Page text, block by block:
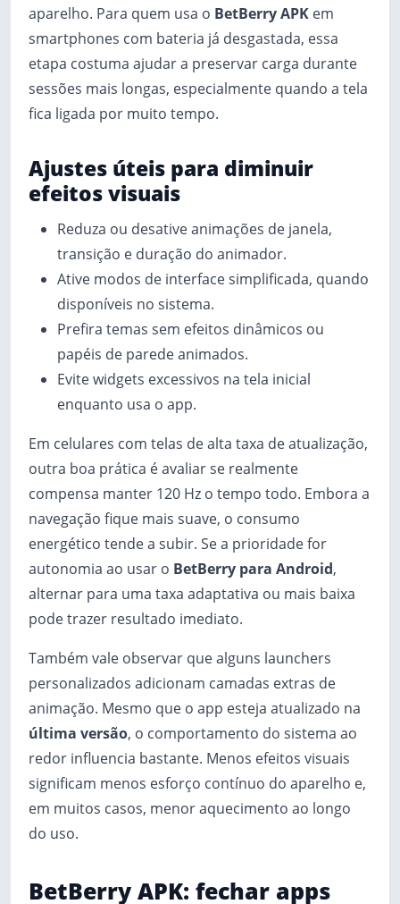
aparelho. Para quem usa o BetBerry APK em
smartphones com bateria já desgastada, essa
etapa costuma ajudar a preservar carga durante
sessões mais longas, especialmente quando a tela
fica ligada por muito tempo.
Ajustes úteis para diminuir
efeitos visuais
Reduza ou desative animações de janela,
transição e duração do animador.
Ative modos de interface simplificada, quando
disponíveis no sistema.
Prefira temas sem efeitos dinâmicos ou
papéis de parede animados.
Evite widgets excessivos na tela inicial
enquanto usa o app.
Em celulares com telas de alta taxa de atualização,
outra boa prática é avaliar se realmente
compensa manter 120 Hz o tempo todo. Embora a
navegação fique mais suave, o consumo
energético tende a subir. Se a prioridade for
autonomia ao usar o BetBerry para Android,
alternar para uma taxa adaptativa ou mais baixa
pode trazer resultado imediato.
Também vale observar que alguns launchers
personalizados adicionam camadas extras de
animação. Mesmo que o app esteja atualizado na
última versão, o comportamento do sistema ao
redor influencia bastante. Menos efeitos visuais
significam menos esforço contínuo do aparelho e,
em muitos casos, menor aquecimento ao longo
do uso.
BetBerry APK: fechar apps